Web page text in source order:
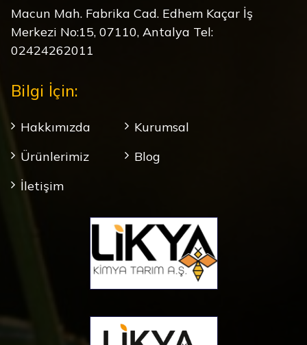
Macun Mah. Fabrika Cad. Edhem Kaçar İş
Merkezi No:15, 07110, Antalya Tel:
02424262011
Bilgi İçin:
Hakkımızda
Kurumsal
Ürünlerimiz
Blog
İletişim